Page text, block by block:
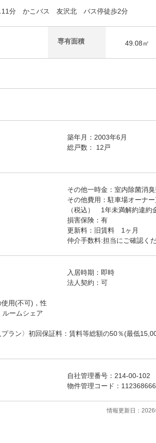
分 かこバス 友沢北 バス停徒歩2分
専有面積 49.08㎡
築年月：2003年6月
総戸数： 12戸
その他一時金：室内除菌消
その他費用：駐車場オーナ
（税込） 1年未満解約違約
損害保険：有
更新料：旧賃料 1ヶ月
仲介手数料:担当にご確認く
用(不可)，性
ームシェア
入居時期：即時
法人契約：可
ラン〉初回保証料：賃料等総額の50％(最低
自社管理番号：214-00-102
物件管理コード：
情報更新日：